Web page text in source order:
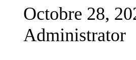
Octobre 28,
Administrator